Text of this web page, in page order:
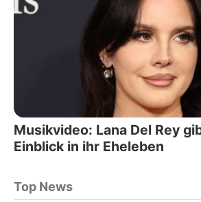
Musikvideo: Lana Del Rey
Einblick in ihr Eheleben
Top News